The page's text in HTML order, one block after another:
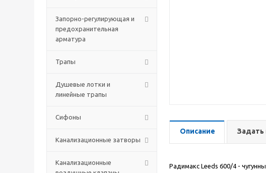
Запорно-регулирующая и
предохранительная
арматура
Трапы
Душевые лотки и
линейные трапы
Сифоны
Канализационные затворы
Канализационные
Описание Задать
Радимакс Leeds 600/4 -